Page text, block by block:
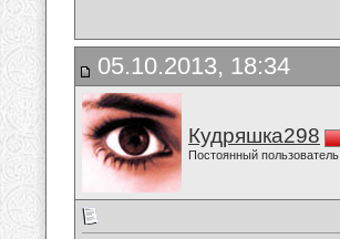
05.10.2013, 18:34
Кудряшка298
Постоянный пользователь